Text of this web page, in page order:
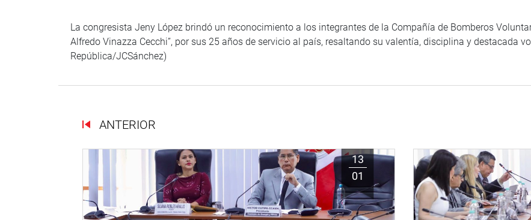
La congresista Jeny López brindó un reconocimiento a los integrantes de la Compañía de Bomberos
Alfredo Vinazza Cecchi”, por sus 25 años de servicio al país, resaltando su valentía, disciplina y destacada
República/JCSánchez)
ANTERIOR
13
01